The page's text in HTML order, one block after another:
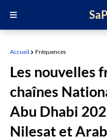
Accueil Fréquences
Les nouvelles
chaînes
Abu Dhabi
Nilesat et